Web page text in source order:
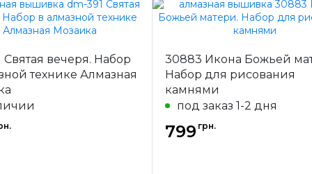
Dream Art
Украина
полная
Страна-
производитель
Зашивка
Размер
Камни
Святая вечеря. Набор
технике Алмазная
30883 Икона Божьей
Набор для рисования
камнями
под заказ 1-2 дня
799 грн.